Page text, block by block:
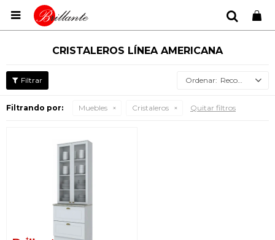

CRISTALEROS LÍNEA AMERICANA
Recomendados
Filtrando por: Muebles Cristaleros Quitar filtros